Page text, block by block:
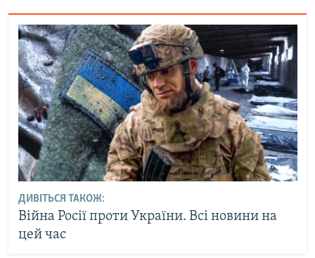
ДИВІТЬСЯ ТАКОЖ:
Війна Росії проти України. Всі новини на
цей час